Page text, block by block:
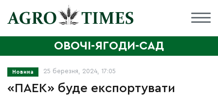
ОВОЧІ-ЯГОДИ-САД
Новина 25 березня, 2024, 17:05
«ПАЕК» буде експортувати